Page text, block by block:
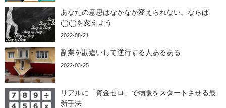
あなたの意思はなかなか変えられない。ならば
◯◯を変えよう
2022-08-21
副業を勘違いして逆行する人あるある
2022-03-25
リアルに「資金ゼロ」で物販をスタートさせる最
新手法